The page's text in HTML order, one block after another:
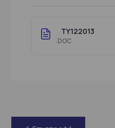
TY122013
.DOC